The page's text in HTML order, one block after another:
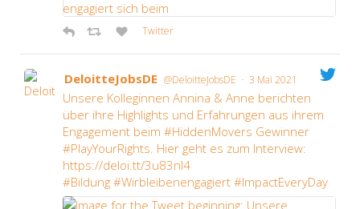
Twit­ter
Deloit­te­Jobs­DE @DeloitteJobsDE · 3 Mai 2021
Unse­re Kol­le­gin­nen Anni­na & Anne berich­ten
über ihre High­lights und Erfah­run­gen aus ihrem
Enga­ge­ment beim #Hid­den­Mo­vers Gewin­ner
#Play­Your­Rights. Hier geht es zum Inter­view:
https://deloi.tt/3u83nI4
#Bil­dung #Wirb­lei­ben­en­ga­giert #Impac­tE­ver­y­Day